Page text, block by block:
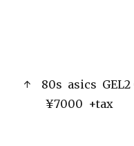
↑ 80s asics
¥7000 +tax